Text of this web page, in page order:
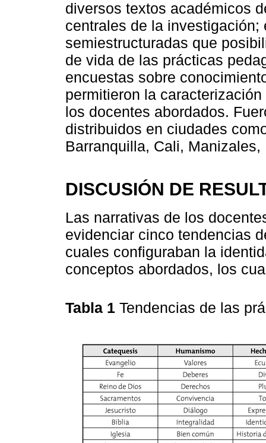
diversos textos académicos
centrales de la
semiestructuradas que
de vida de las prácticas
encuestas sobre
permitieron la
los docentes abordados.
distribuidos en ciudades
Barranquilla, Cali,
DISCUSIÓN DE
Las narrativas de los
evidenciar cinco tendencias
cuales configuraban la
conceptos abordados, los
Tabla 1 Tendencias de las